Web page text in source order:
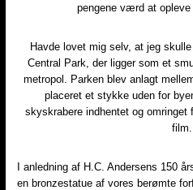
pengene værd at opleve
Havde lovet mig selv, at jeg
Central Park, der ligger som et
metropol. Parken blev anlagt
placeret et stykke uden for
skyskrabere indhentet og
film.
I anledning af H.C. Andersens 150
en bronzestatue af vores berømte